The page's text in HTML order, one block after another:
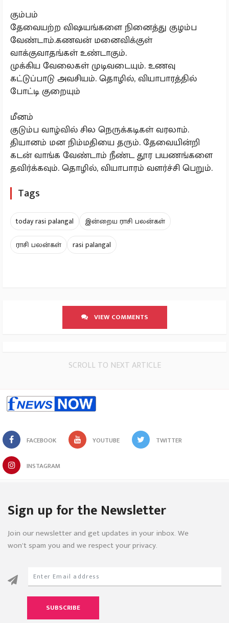
கும்பம்
தேவையற்ற விஷயங்களை நினைத்து குழம்ப
வேண்டாம்.கணவன் மனைவிக்குள்
வாக்குவாதங்கள் உண்டாகும்.
முக்கிய வேலைகள் முடிவடையும். உணவு
கட்டுப்பாடு அவசியம். தொழில், வியாபாரத்தில்
போட்டி குறையும்
மீனம்
குடும்ப வாழ்வில் சில நெருக்கடிகள் வரலாம்.
தியானம் மன நிம்மதியை தரும். தேவையின்றி
கடன் வாங்க வேண்டாம் நீண்ட தூர பயணங்களை
தவிர்க்கவும். தொழில், வியாபாரம் வளர்ச்சி பெறும்.
Tags
today rasi palangal
இன்றைய ராசி பலன்கள்
ராசி பலன்கள்
rasi palangal
VIEW COMMENTS
SCROLL TO NEXT ARTICLE
FACEBOOK YOUTUBE TWITTER
INSTAGRAM
Sign up for the Newsletter
Join our newsletter and get updates in your inbox. We
won’t spam you and we respect your privacy.
SUBSCRIBE